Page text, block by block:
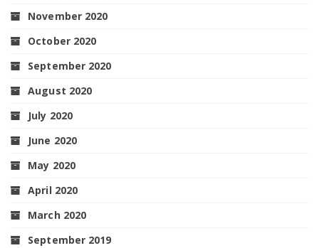
November 2020
October 2020
September 2020
August 2020
July 2020
June 2020
May 2020
April 2020
March 2020
September 2019